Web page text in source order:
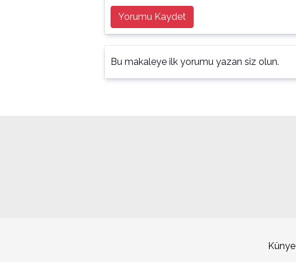
Yorumu Kaydet
Bu makaleye ilk yorumu yazan siz olun.
Künye